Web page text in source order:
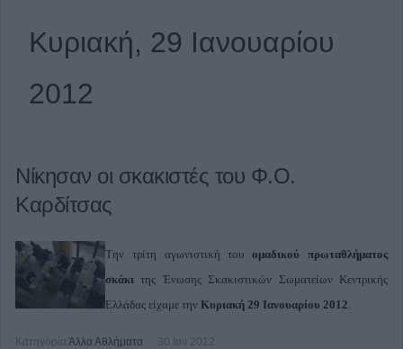
Κυριακή, 29 Ιανουαρίου
2012
Νίκησαν οι σκακιστές του Φ.Ο.
Καρδίτσας
Την τρίτη αγωνιστική τουομαδικού πρωταθλήματος
σκάκιτης Ένωσης Σκακιστικών Σωματείων Κεντρικής
Ελλάδας είχαμε την Κυριακή 29 Ιανουαρίου 2012.
Κατηγορία Άλλα Αθλήματα 30 Ιαν 2012